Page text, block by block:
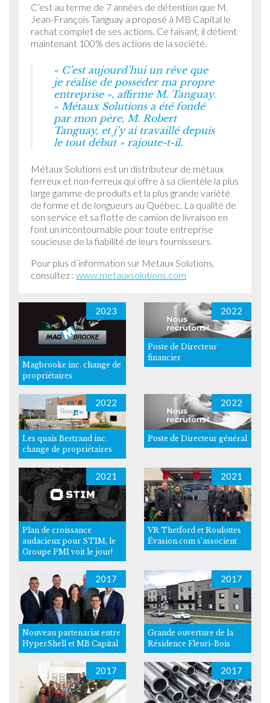
C’est au terme de 7 années de détention que M.
Jean-François Tanguay a proposé à MB Capital le
rachat complet de ses actions. Ce faisant, il détient
maintenant 100% des actions de la société.
« C’est aujourd’hui un rêve que
je réalise de posséder ma propre
entreprise », affirme M. Tanguay.
« Métaux Solutions a été fondé
par mon père, M. Robert
Tanguay, et j’y ai travaillé depuis
le tout début » rajoute-t-il.
Métaux Solutions est un distributeur de métaux
ferreux et non-ferreux qui offre à sa clientèle la plus
large gamme de produits et la plus grande variété
de forme et de longueurs au Québec. La qualité de
son service et sa flotte de camion de livraison en
font un incontournable pour toute entreprise
soucieuse de la fiabilité de leurs fournisseurs.
Pour plus d’information sur Métaux Solutions,
consultez :www.metauxsolutions.com
2023
Magbrooke inc. change de
propriétaires
2022
Poste de Directeur
financier
2022
Les quais Bertrand inc.
change de propriétaires
2022
Poste de Directeur général
2021
Plan de croissance
audacieux pour STIM, le
Groupe PMI voit le jour!
2021
VR Thetford et Roulottes
Évasion.com s’associent
2017
Nouveau partenariat entre
HyperShell et MB Capital
2017
Grande ouverture de la
Résidence Fleuri-Bois
2017 2017